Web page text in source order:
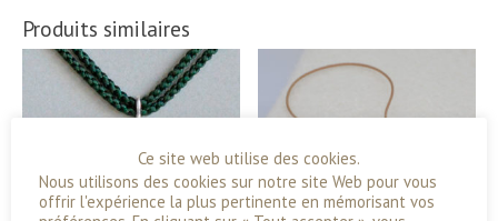
Produits similaires
Ce site web utilise des cookies.
Nous utilisons des cookies sur notre site Web pour vous
offrir l'expérience la plus pertinente en mémorisant vos